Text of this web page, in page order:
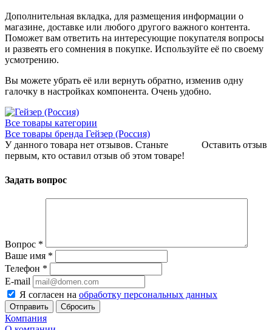
Дополнительная вкладка, для размещения информации о
магазине, доставке или любого другого важного контента.
Поможет вам ответить на интересующие покупателя вопросы
и развеять его сомнения в покупке. Используйте её по своему
усмотрению.
Вы можете убрать её или вернуть обратно, изменив одну
галочку в настройках компонента. Очень удобно.
Все товары категории
Все товары бренда Гейзер (Россия)
Оставить отзыв
У данного товара нет отзывов. Станьте
первым, кто оставил отзыв об этом товаре!
Задать вопрос
Вопрос *
Ваше имя *
Телефон *
E-mail
Я согласен на обработку персональных данных
Сбросить
Компания